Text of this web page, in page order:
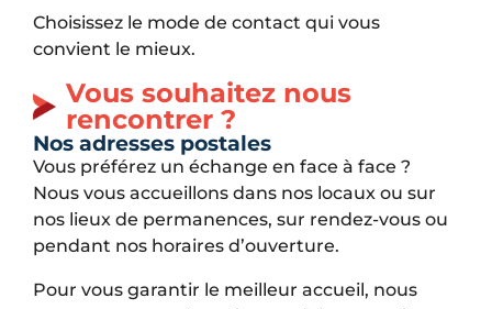
Choisissez le mode de contact qui vous
convient le mieux.
Vous souhaitez nous
rencontrer ?
Nos adresses postales
Vous préférez un échange en face à face ?
Nous vous accueillons dans nos locaux ou sur
nos lieux de permanences, sur rendez-vous ou
pendant nos horaires d’ouverture.
Pour vous garantir le meilleur accueil, nous